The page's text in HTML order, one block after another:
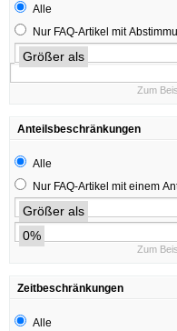
Alle
Nur FAQ-Artikel mit
Größer als
Zum
Anteilsbeschränkungen
Alle
Nur FAQ-Artikel mit einem
Größer als
0%
Zum
Zeitbeschränkungen
Alle